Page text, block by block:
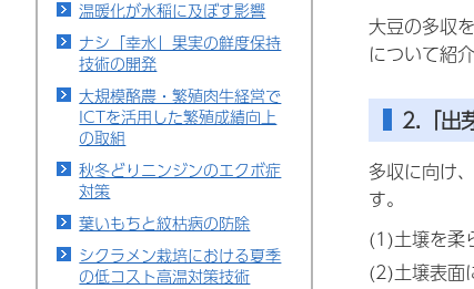
温暖化が水稲に及ぼす影響
ナシ「幸水」果実の鮮度保持
技術の開発
大規模酪農・繁殖肉牛経営で
ICTを活用した繁殖成績向上
の取組
秋冬どりニンジンのエクボ症
対策
葉いもちと紋枯病の防除
シクラメン栽培における夏季
の低コスト高温対策技術
大豆の多収
について紹
2.「出
多収に向け
す。
(1)土壌を柔
(2)土壌表面